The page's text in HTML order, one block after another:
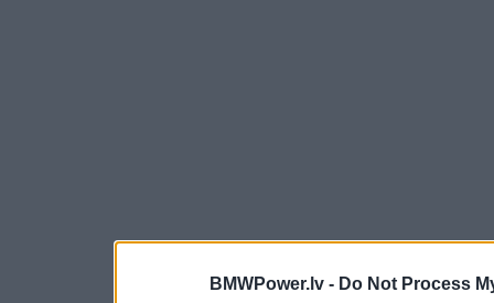
BMWPower.lv - Do Not Process